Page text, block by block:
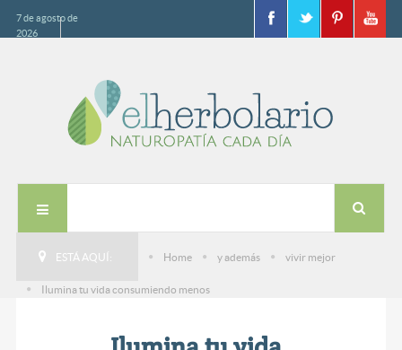
7 de agosto de
2026
ESTÁ AQUÍ: Home y además vivir mejor
Ilumina tu vida consumiendo menos